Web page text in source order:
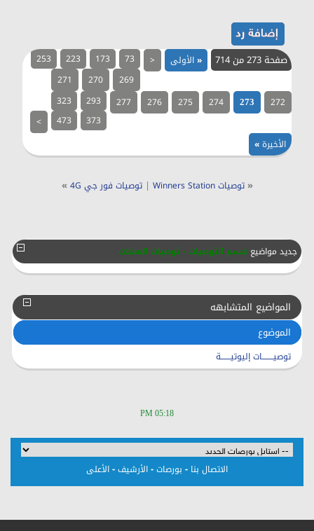
صفحة 273 من 714 «الأولى <
73
173
223
253
269
270
271
272
273
274
275
276
277
293
323
373
473
>
الأخيرة»
« توصيات Winners Station |توصيات فور جي 4G »
جديد مواضيع قسم التوصيات - توصيات العملات
المواضيع المتشابهه
الموضوع
توصيــــــــات إليوتيـــــــة
05:18 PM
الاتصال بنا - بورصات-الأرشيف-الأعلى